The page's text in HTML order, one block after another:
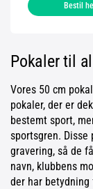
Bestil
Pokaler til
Vores 50 cm
pokaler, der er
bestemt sport,
sportsgren.
gravering, så de
navn, klubbens
der har